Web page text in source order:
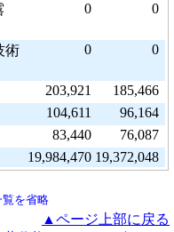
0 0
術
0 0
203,921
185,466
104,611
96,164
83,440
76,087
19,984,470 19,372,048
覧を省略
▲ページ上部に戻る